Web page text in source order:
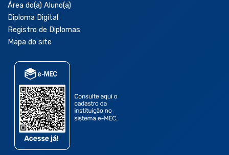
Área do(a) Aluno(a)
Diploma Digital
Registro de Diplomas
Mapa do site